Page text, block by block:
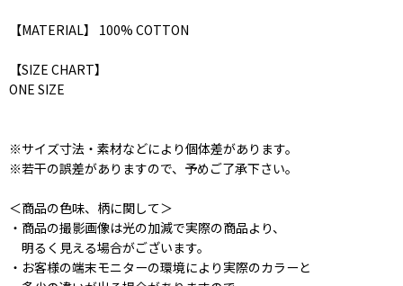
【MATERIAL】 100% COTTON
【SIZE CHART】
ONE SIZE
※サイズ寸法・素材などにより個体差があります。
※若干の誤差がありますので、予めご了承下さい。
＜商品の色味、柄に関して＞
・商品の撮影画像は光の加減で実際の商品より、
明るく見える場合がございます。
・お客様の端末モニターの環境により実際のカラーと